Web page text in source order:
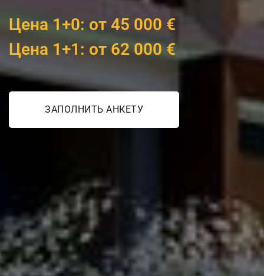
Цена 1+0: от 45 000 €
Цена 1+1: от 62 000 €
ЗАПОЛНИТЬ АНКЕТУ